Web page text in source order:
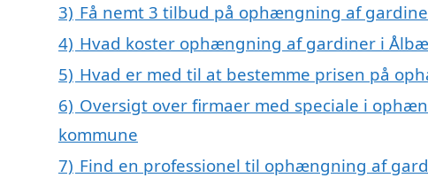
3) Få nemt 3 tilbud på ophængning af
4) Hvad koster ophængning af gardiner i
5) Hvad er med til at bestemme prisen på
6) Oversigt over firmaer med speciale i
kommune
7) Find en professionel til ophængning af